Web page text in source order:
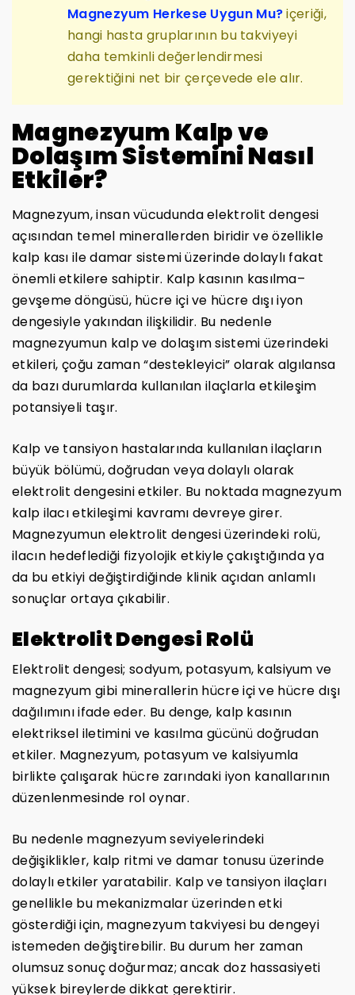
Magnezyum Herkese Uygun Mu?içeriği,
hangi hasta gruplarının bu takviyeyi
daha temkinli değerlendirmesi
gerektiğini net bir çerçevede ele alır.
Magnezyum Kalp ve
Dolaşım Sistemini Nasıl
Etkiler?
Magnezyum, insan vücudunda elektrolit dengesi
açısından temel minerallerden biridir ve özellikle
kalp kası ile damar sistemi üzerinde dolaylı fakat
önemli etkilere sahiptir. Kalp kasının kasılma–
gevşeme döngüsü, hücre içi ve hücre dışı iyon
dengesiyle yakından ilişkilidir. Bu nedenle
magnezyumun kalp ve dolaşım sistemi üzerindeki
etkileri, çoğu zaman “destekleyici” olarak algılansa
da bazı durumlarda kullanılan ilaçlarla etkileşim
potansiyeli taşır.
Kalp ve tansiyon hastalarında kullanılan ilaçların
büyük bölümü, doğrudan veya dolaylı olarak
elektrolit dengesini etkiler. Bu noktada magnezyum
kalp ilacı etkileşimi kavramı devreye girer.
Magnezyumun elektrolit dengesi üzerindeki rolü,
ilacın hedeflediği fizyolojik etkiyle çakıştığında ya
da bu etkiyi değiştirdiğinde klinik açıdan anlamlı
sonuçlar ortaya çıkabilir.
Elektrolit Dengesi Rolü
Elektrolit dengesi; sodyum, potasyum, kalsiyum ve
magnezyum gibi minerallerin hücre içi ve hücre dışı
dağılımını ifade eder. Bu denge, kalp kasının
elektriksel iletimini ve kasılma gücünü doğrudan
etkiler. Magnezyum, potasyum ve kalsiyumla
birlikte çalışarak hücre zarındaki iyon kanallarının
düzenlenmesinde rol oynar.
Bu nedenle magnezyum seviyelerindeki
değişiklikler, kalp ritmi ve damar tonusu üzerinde
dolaylı etkiler yaratabilir. Kalp ve tansiyon ilaçları
genellikle bu mekanizmalar üzerinden etki
gösterdiği için, magnezyum takviyesi bu dengeyi
istemeden değiştirebilir. Bu durum her zaman
olumsuz sonuç doğurmaz; ancak doz hassasiyeti
yüksek bireylerde dikkat gerektirir.